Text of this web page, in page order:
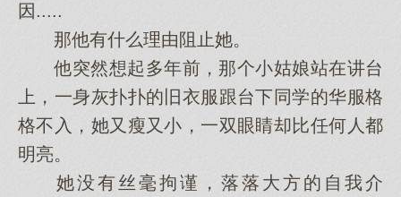
因.....
那他有什么理由阻止她。
他突然想起多年前，那个小姑娘站在讲台
上，一身灰扑扑的旧衣服跟台下同学的华服格
格不入，她又瘦又小，一双眼睛却比任何人都
明亮。
她没有丝毫拘谨，落落大方的自我介